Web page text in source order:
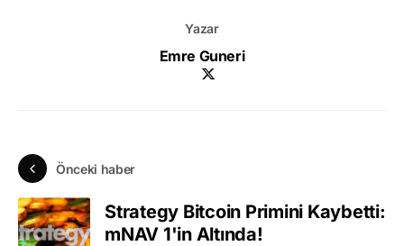
Yazar
Emre Guneri
Önceki haber
Strategy Bitcoin Primini Kaybetti:
mNAV 1'in Altında!